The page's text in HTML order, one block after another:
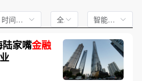
时间不限 全文 智能排序
家嘴金融